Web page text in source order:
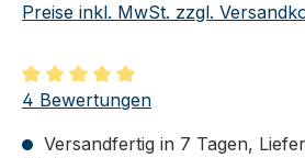
Preise inkl. MwSt. zzgl.
Durchschnittliche Bewertung von
4 Bewertungen
Versandfertig in 7 Tagen,